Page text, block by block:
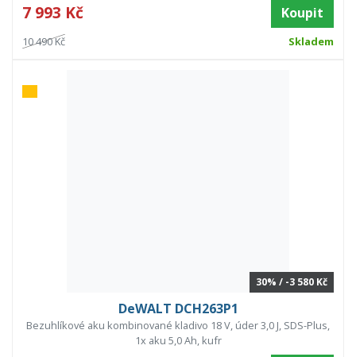
7 993 Kč Koupit
10 490 Kč Skladem
30% / -3 580 Kč
DeWALT DCH263P1
Bezuhlíkové aku kombinované kladivo 18 V, úder 3,0 J, SDS-Plus,
1x aku 5,0 Ah, kufr